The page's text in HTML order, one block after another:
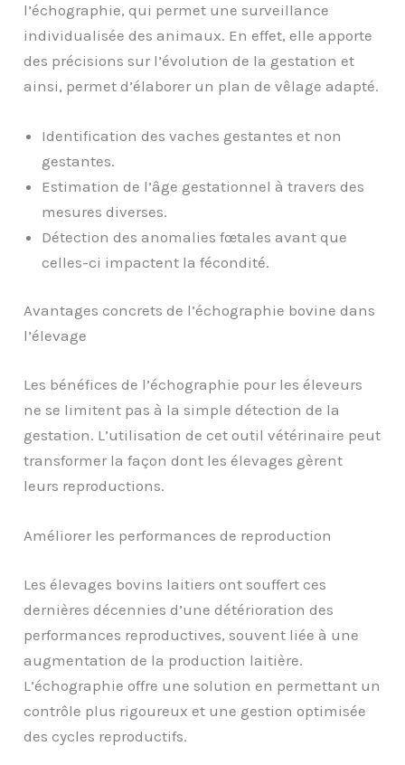
l’échographie, qui permet une surveillance
individualisée des animaux. En effet, elle apporte
des précisions sur l’évolution de la gestation et
ainsi, permet d’élaborer un plan de vêlage adapté.
Identification des vaches gestantes et non
gestantes.
Estimation de l’âge gestationnel à travers des
mesures diverses.
Détection des anomalies fœtales avant que
celles-ci impactent la fécondité.
Avantages concrets de l’échographie bovine dans
l’élevage
Les bénéfices de l’échographie pour les éleveurs
ne se limitent pas à la simple détection de la
gestation. L’utilisation de cet outil vétérinaire peut
transformer la façon dont les élevages gèrent
leurs reproductions.
Améliorer les performances de reproduction
Les élevages bovins laitiers ont souffert ces
dernières décennies d’une détérioration des
performances reproductives, souvent liée à une
augmentation de la production laitière.
L’échographie offre une solution en permettant un
contrôle plus rigoureux et une gestion optimisée
des cycles reproductifs.